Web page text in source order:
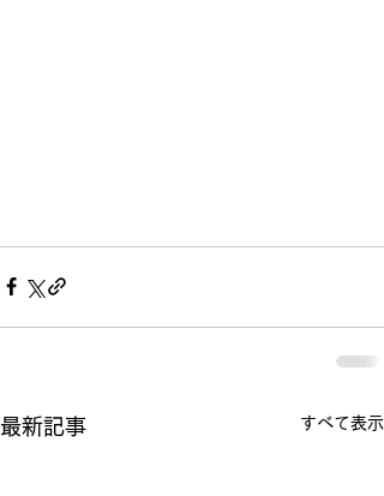
最新記事 すべて表示